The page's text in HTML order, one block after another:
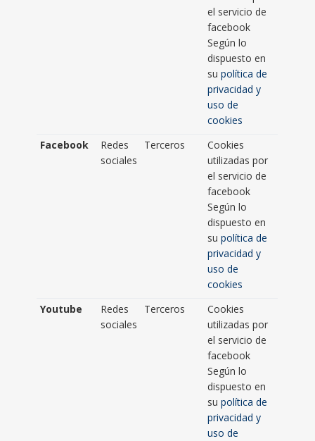
el servicio de
facebook
Según lo
dispuesto en
supolítica de
privacidad y
uso de
cookies
Facebook
Redes
sociales
Terceros
Cookies
utilizadas por
el servicio de
facebook
Según lo
dispuesto en
supolítica de
privacidad y
uso de
cookies
Youtube
Redes
sociales
Terceros
Cookies
utilizadas por
el servicio de
facebook
Según lo
dispuesto en
supolítica de
privacidad y
uso de